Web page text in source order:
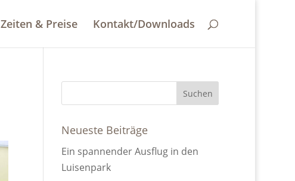
Zeiten & Preise Kontakt/Downloads
Neueste Beiträge
Ein spannender Ausflug in den
Luisenpark